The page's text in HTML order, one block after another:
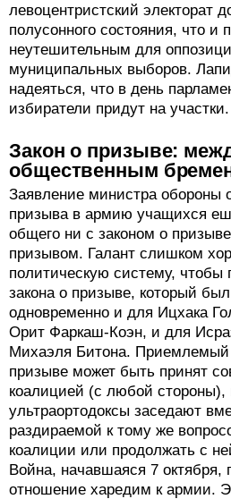
левоцентристский электорат
полусонного состояния, что и
неутешительным для
муниципальных выборов.
надеяться, что в день
избиратели придут на участки.
Закон о призыве:
общественным
Заявление министра обороны
призыва в армию учащихся
общего ни с законом о
призывом. Галант слишком
политическую систему, чтобы
закона о призыве, который
одновременно и для Ицхака
Орит Фаркаш-Коэн, и для
Михаэля Битона. Приемлемый
призыве может быть принят
коалицией (с любой стороны),
ультраортодоксы заседают
раздираемой к тому же
коалиции или продолжать с
Война, начавшаяся 7 октября,
отношение харедим к армии.